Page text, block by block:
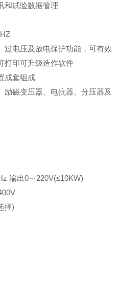
和试验数据管理
过电压及放电保护功能，可有效
打印可升级造作软件
成套组成
励磁变压器、电抗器、分压器及
输出0～220V(≤10KW)
择)